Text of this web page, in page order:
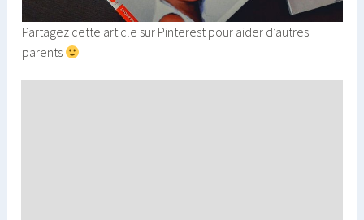
Partagez cette article sur Pinterest pour aider d’autres
parents